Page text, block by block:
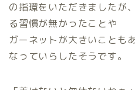
の指環をいただきましたが
る習慣が無かったことや
ガーネットが大きいことも
なっていらしたそうです。